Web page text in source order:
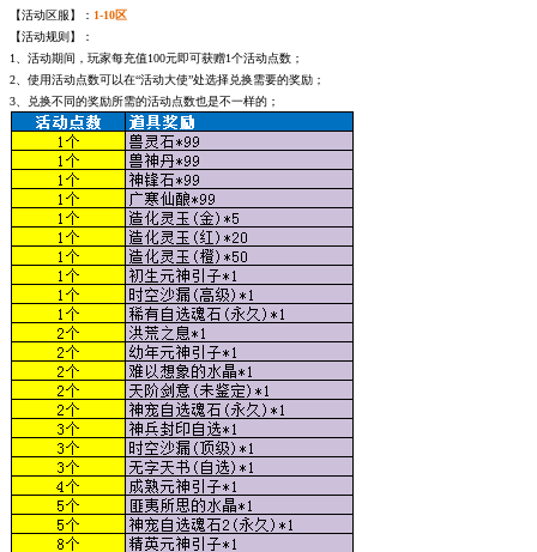
【活动区服】： 1-10区
【活动规则】：
1、活动期间，玩家每充值100元即可获赠1个活动点数；
2、使用活动点数可以在“活动大使”处选择兑换需要的奖励；
3、兑换不同的奖励所需的活动点数也是不一样的；